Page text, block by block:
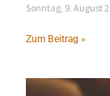
Sonntag, 9. August
Zum Beitrag »